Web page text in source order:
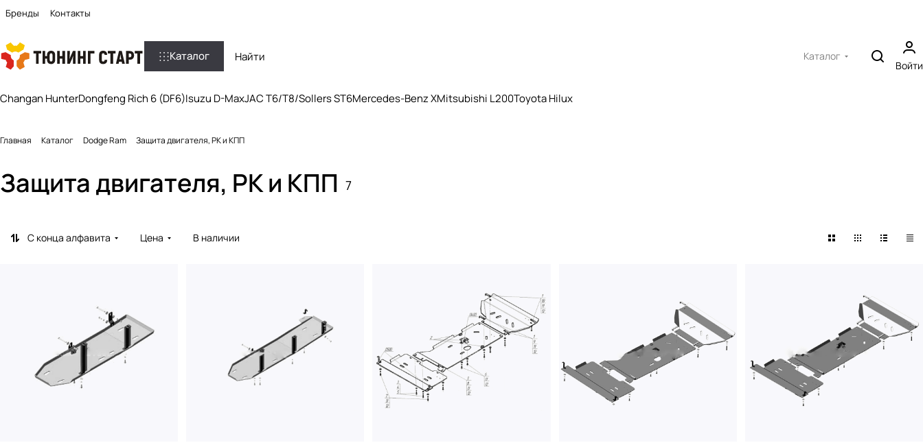
Бренды Контакты
Каталог Каталог
Войти
Changan HunterDongfeng Rich 6 (DF6)Isuzu D-MaxJAC T6/T8/Sollers ST6Mercedes-Benz XMitsubishi L200Toyota Hilux
Главная Каталог Dodge Ram Защита двигателя, РК и КПП
Защита двигателя, РК и КПП 7
С конца алфавита Цена В наличии